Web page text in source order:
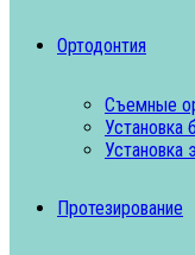
Ортодонтия
Съемные
Установка
Установка
Протезирование